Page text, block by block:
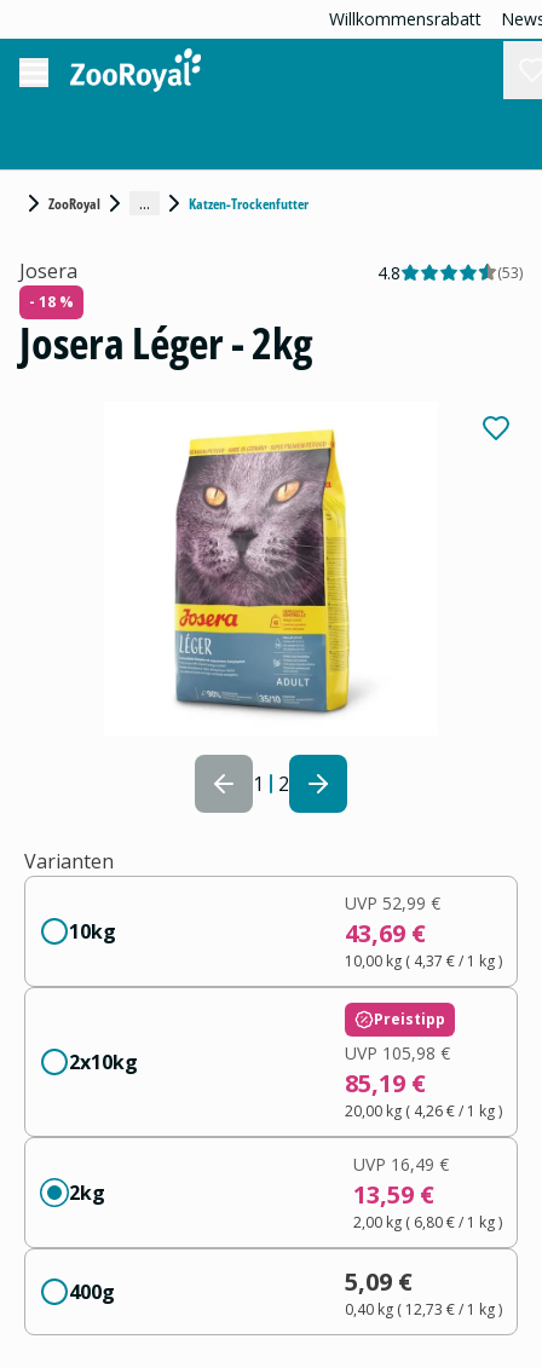
Willkommensrabatt
ZooRoyal ... Katzen-Trockenfutter
1 2
Josera 4.8 (53)
- 18 %
Josera Léger - 2kg
Varianten
10kg
UVP 52,99 €
43,69 €
10,00 kg( 4,37 €/ 1 kg)
2x10kg
Preistipp
UVP 105,98 €
85,19 €
20,00 kg( 4,26 €/ 1 kg)
2kg
UVP 16,49 €
13,59 €
2,00 kg( 6,80 €/ 1 kg)
400g 5,09 €
0,40 kg( 12,73 €/ 1 kg)